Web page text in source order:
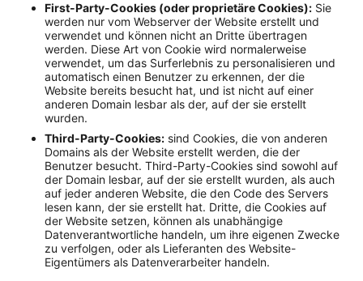
First-Party-Cookies (oder proprietäre Cookies): Sie
werden nur vom Webserver der Website erstellt und
verwendet und können nicht an Dritte übertragen
werden. Diese Art von Cookie wird normalerweise
verwendet, um das Surferlebnis zu personalisieren und
automatisch einen Benutzer zu erkennen, der die
Website bereits besucht hat, und ist nicht auf einer
anderen Domain lesbar als der, auf der sie erstellt
wurden.
Third-Party-Cookies: sind Cookies, die von anderen
Domains als der Website erstellt werden, die der
Benutzer besucht. Third-Party-Cookies sind sowohl auf
der Domain lesbar, auf der sie erstellt wurden, als auch
auf jeder anderen Website, die den Code des Servers
lesen kann, der sie erstellt hat. Dritte, die Cookies auf
der Website setzen, können als unabhängige
Datenverantwortliche handeln, um ihre eigenen Zwecke
zu verfolgen, oder als Lieferanten des Website-
Eigentümers als Datenverarbeiter handeln.